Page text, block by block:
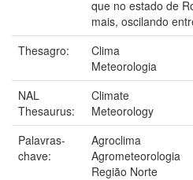
que no estado de
mais, oscilando
Thesagro:
Clima
Meteorologia
NAL
Thesaurus:
Climate
Meteorology
Palavras-
chave:
Agroclima
Agrometeorologia
Região Norte